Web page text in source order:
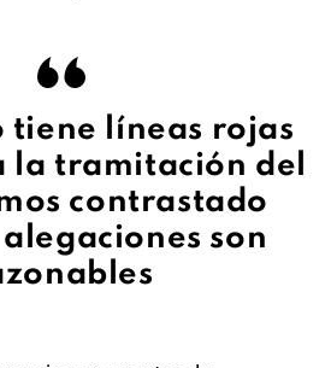
tiene líneas rojas
la tramitación del
contrastado
son